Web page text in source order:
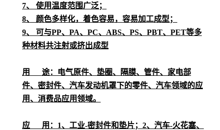
7、 使用温度范围广泛；
8、 颜色多样化，着色容易，容易加工成型；
9、 可与PP、PA、PC、ABS、PS、PBT、PET等多
种材料共注射或挤出成型
用 途：电气原件、垫圈、隔膜、管件、家电部
件、密封件、汽车发动机罩下的零件、汽车领域的应
用、消费品应用领域。
应 用：1、工业-密封件和垫片；2、汽车-火花塞、